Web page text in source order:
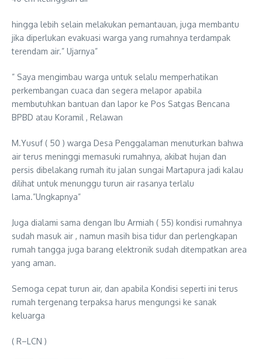
hingga lebih selain melakukan pemantauan, juga membantu
jika diperlukan evakuasi warga yang rumahnya terdampak
terendam air.” Ujarnya”
” Saya mengimbau warga untuk selalu memperhatikan
perkembangan cuaca dan segera melapor apabila
membutuhkan bantuan dan lapor ke Pos Satgas Bencana
BPBD atau Koramil , Relawan
M.Yusuf ( 50 ) warga Desa Penggalaman menuturkan bahwa
air terus meninggi memasuki rumahnya, akibat hujan dan
persis dibelakang rumah itu jalan sungai Martapura jadi kalau
dilihat untuk menunggu turun air rasanya terlalu
lama.”Ungkapnya”
Juga dialami sama dengan Ibu Armiah ( 55) kondisi rumahnya
sudah masuk air , namun masih bisa tidur dan perlengkapan
rumah tangga juga barang elektronik sudah ditempatkan area
yang aman.
Semoga cepat turun air, dan apabila Kondisi seperti ini terus
rumah tergenang terpaksa harus mengungsi ke sanak
keluarga
( R–LCN )